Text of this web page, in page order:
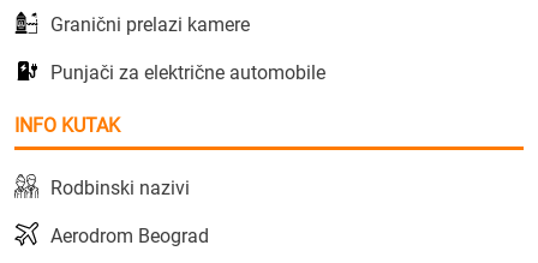
Granični prelazi kamere
Punjači za električne automobile
INFO KUTAK
Rodbinski nazivi
Aerodrom Beograd